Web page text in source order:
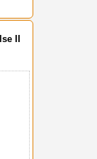
II